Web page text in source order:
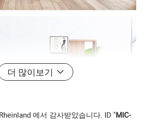
더 많이보기
에서 감사받았습니다. ID "MIC-